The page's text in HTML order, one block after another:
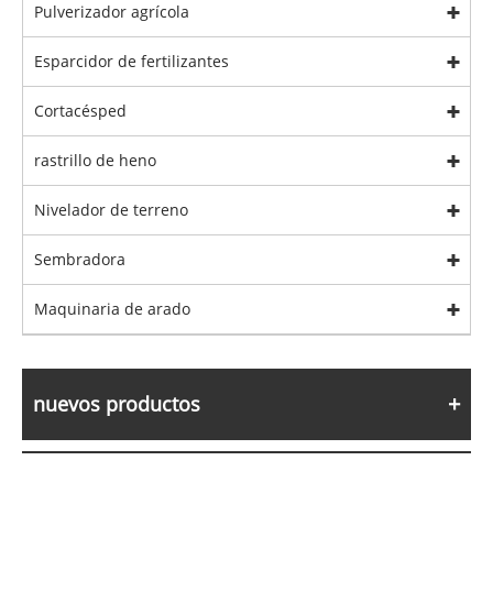
Pulverizador agrícola
Esparcidor de fertilizantes
Cortacésped
rastrillo de heno
Nivelador de terreno
Sembradora
Maquinaria de arado
nuevos productos